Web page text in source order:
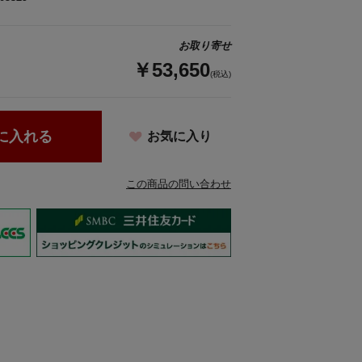
お取り寄せ
￥53,650(税込)
入れる お気に入り
この商品の問い合わせ